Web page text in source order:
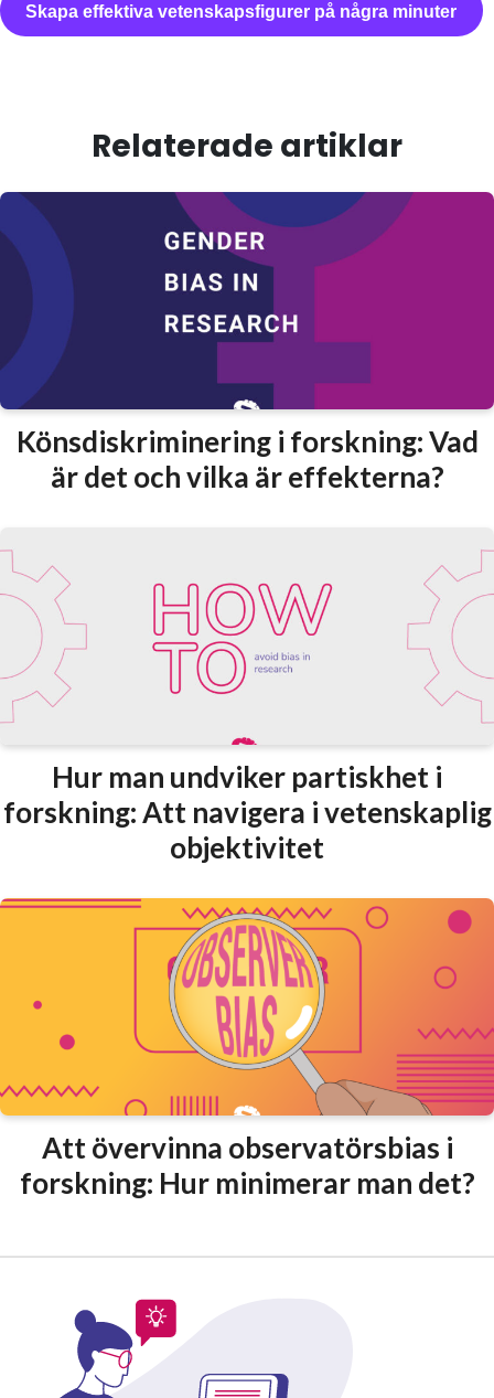
Skapa effektiva vetenskapsfigurer på några minuter
Relaterade artiklar
Könsdiskriminering i forskning: Vad
är det och vilka är effekterna?
Hur man undviker partiskhet i
forskning: Att navigera i vetenskaplig
objektivitet
Att övervinna observatörsbias i
forskning: Hur minimerar man det?